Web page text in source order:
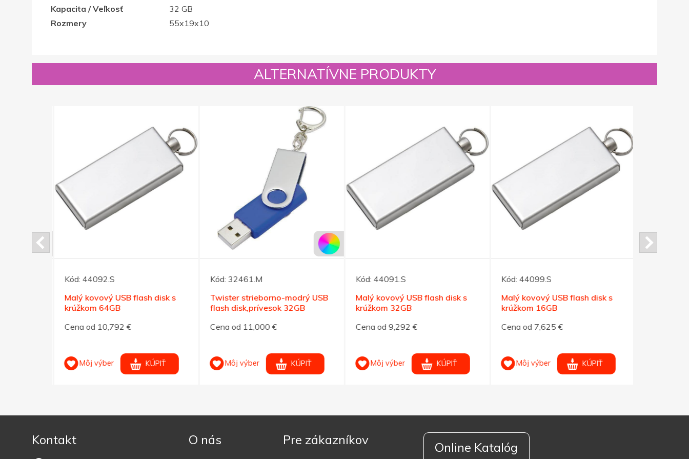
Kapacita / Veľkosť
32 GB
Rozmery
55x19x10
ALTERNATÍVNE PRODUKTY
Kód: 44092.S
Malý kovový USB flash disk s
krúžkom 64GB
Cena od 10,792 €
Môj výber KÚPIŤ
Kód: 32461.M
Twister strieborno-modrý USB
flash disk,prívesok 32GB
Cena od 11,000 €
Môj výber KÚPIŤ
Kód: 44091.S
Malý kovový USB flash disk s
krúžkom 32GB
Cena od 9,292 €
Môj výber KÚPIŤ
Kód: 44099.S
Malý kovový USB flash disk s
krúžkom 16GB
Cena od 7,625 €
Môj výber KÚPIŤ
Kontakt O nás Pre zákazníkov Online Katalóg